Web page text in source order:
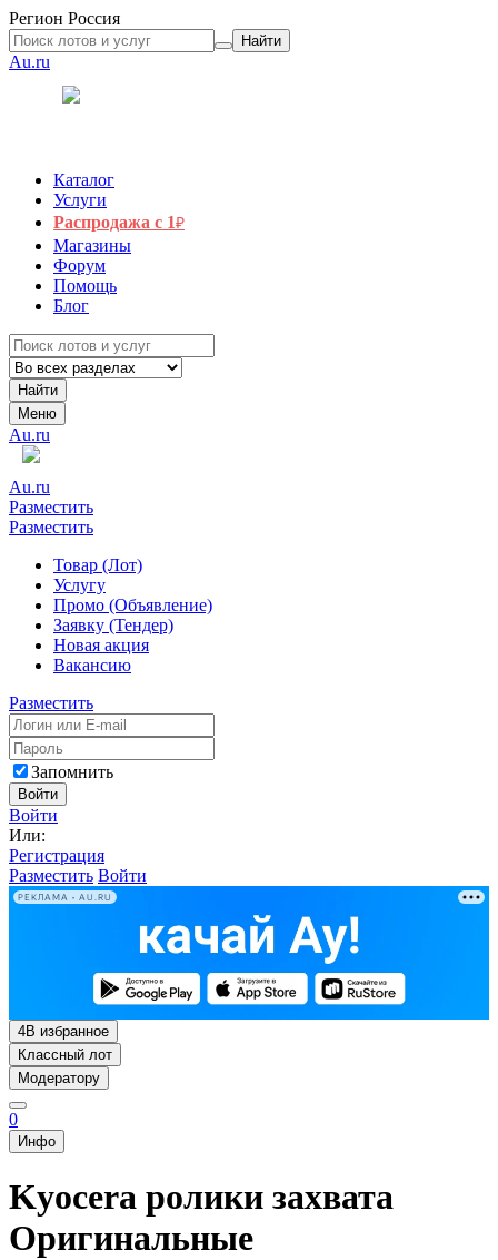
Регион Россия
Найти
Au.ru
Каталог
Услуги
Распродажа с 1₽
Магазины
Форум
Помощь
Блог
Найти
Меню
Au.ru
Au.ru
Разместить
Разместить
Товар (Лот)
Услугу
Промо (Объявление)
Заявку (Тендер)
Новая акция
Вакансию
Разместить
Запомнить
Войти
Войти
Или:
Регистрация
Разместить Войти
РЕКЛАМА • AU.RU
4В избранное
Классный лот
Модератору
0
Инфо
Kyocera ролики захвата
Оригинальные